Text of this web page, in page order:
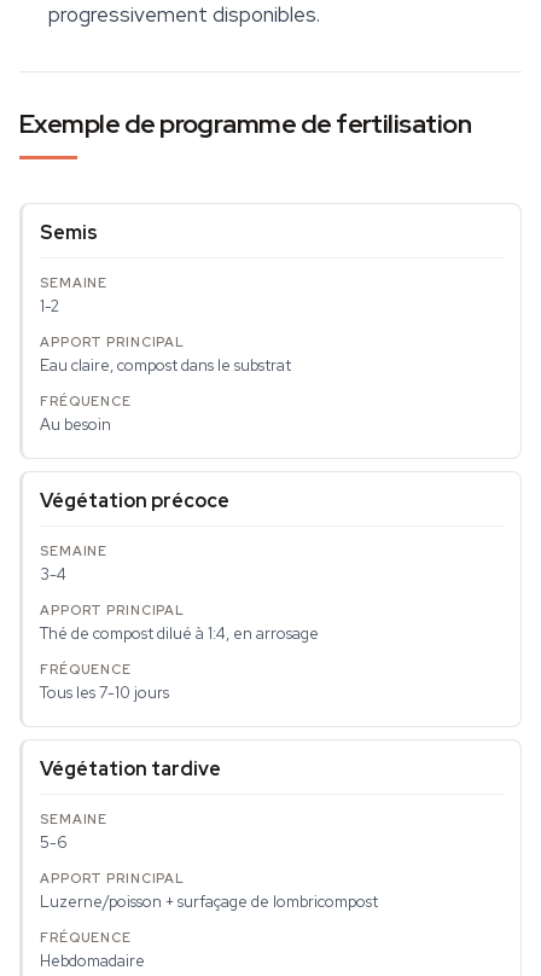
progressivement disponibles.
Exemple de programme de fertilisation
Semis
1-2
Eau claire, compost dans le substrat
Au besoin
Végétation précoce
3-4
Thé de compost dilué à 1:4, en arrosage
Tous les 7-10 jours
Végétation tardive
5-6
Luzerne/poisson + surfaçage de lombricompost
Hebdomadaire